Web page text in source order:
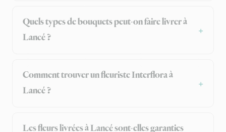
Quels types de bouquets peut-on faire livrer à
Lancé ?
Comment trouver un fleuriste Interflora à
Lancé ?
Les fleurs livrées à Lancé sont-elles garanties